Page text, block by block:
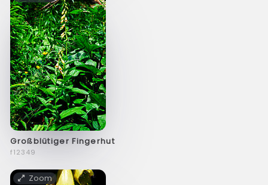
Großblütiger Fingerhut
f12349
Zoom